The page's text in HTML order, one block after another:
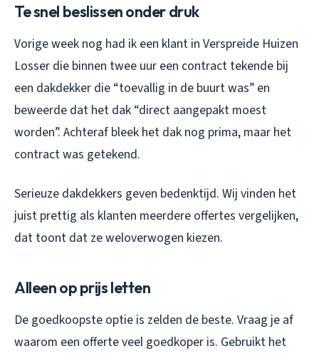
Te snel beslissen onder druk
Vorige week nog had ik een klant in Verspreide Huizen
Losser die binnen twee uur een contract tekende bij
een dakdekker die “toevallig in de buurt was” en
beweerde dat het dak “direct aangepakt moest
worden”. Achteraf bleek het dak nog prima, maar het
contract was getekend.
Serieuze dakdekkers geven bedenktijd. Wij vinden het
juist prettig als klanten meerdere offertes vergelijken,
dat toont dat ze weloverwogen kiezen.
Alleen op prijs letten
De goedkoopste optie is zelden de beste. Vraag je af
waarom een offerte veel goedkoper is. Gebruikt het